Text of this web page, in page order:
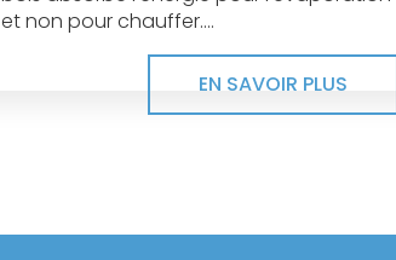
et non pour chauffer....
EN SAVOIR PLUS